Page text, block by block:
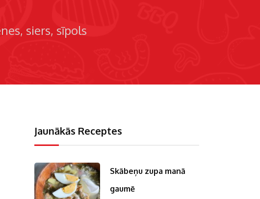
siers sīpols
Jaunākās Receptes
Skābeņu zupa manā
gaumē